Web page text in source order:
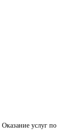
Оказание услуг по